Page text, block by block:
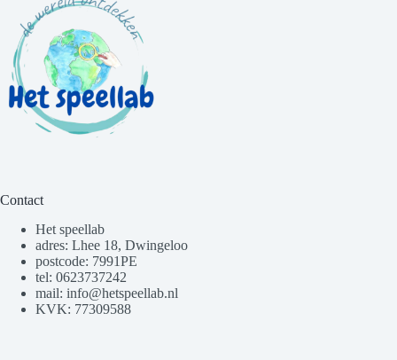
Contact
Het speellab
adres: Lhee 18, Dwingeloo
postcode: 7991PE
tel: 0623737242
mail: info@hetspeellab.nl
KVK: 77309588